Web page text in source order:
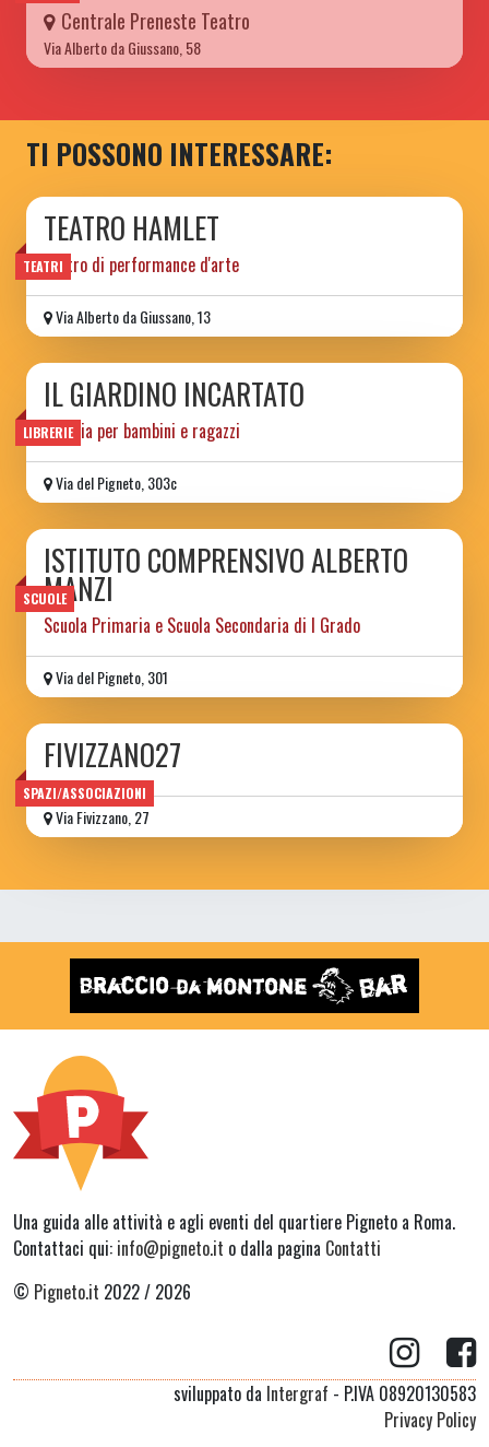
Centrale Preneste Teatro
Via Alberto da Giussano, 58
TI POSSONO INTERESSARE:
TEATRI
TEATRO HAMLET
Teatro di performance d'arte
Via Alberto da Giussano, 13
LIBRERIE
IL GIARDINO INCARTATO
libreria per bambini e ragazzi
Via del Pigneto, 303c
SCUOLE
ISTITUTO COMPRENSIVO ALBERTO
MANZI
Scuola Primaria e Scuola Secondaria di I Grado
Via del Pigneto, 301
SPAZI/ASSOCIAZIONI
FIVIZZANO27
Via Fivizzano, 27
Una guida alle attività e agli eventi del quartiere Pigneto a Roma.
Contattaci qui: info@pigneto.it o dalla pagina Contatti
© Pigneto.it 2022 / 2026
sviluppato da Intergraf - P.IVA 08920130583
Privacy Policy